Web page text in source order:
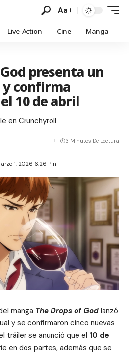
Aa
Live-Action Cine Manga
presenta un
confirma
10 de abril
en Crunchyroll
1, 2026 6:26 Pm
3 Minutos De Lectura
manga The Drops of God lanzó
y se confirmaron cinco nuevas
tráiler se anunció que el 10 de
en dos partes, además que se